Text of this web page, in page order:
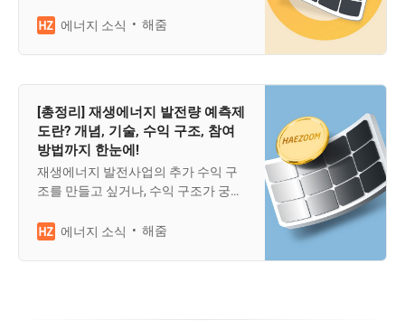
도를 잘 모른다는 결과를 확인했습니
에너지 소식 해줌
[총정리] 재생에너지 발전량 예측제
도란? 개념, 기술, 수익 구조, 참여
방법까지 한눈에!
재생에너지 발전사업의 추가 수익 구
조를 만들고 싶거나, 수익 구조가 궁금
량 예측제도‘를 필수적으로 알아둬야
에너지 소식 해줌